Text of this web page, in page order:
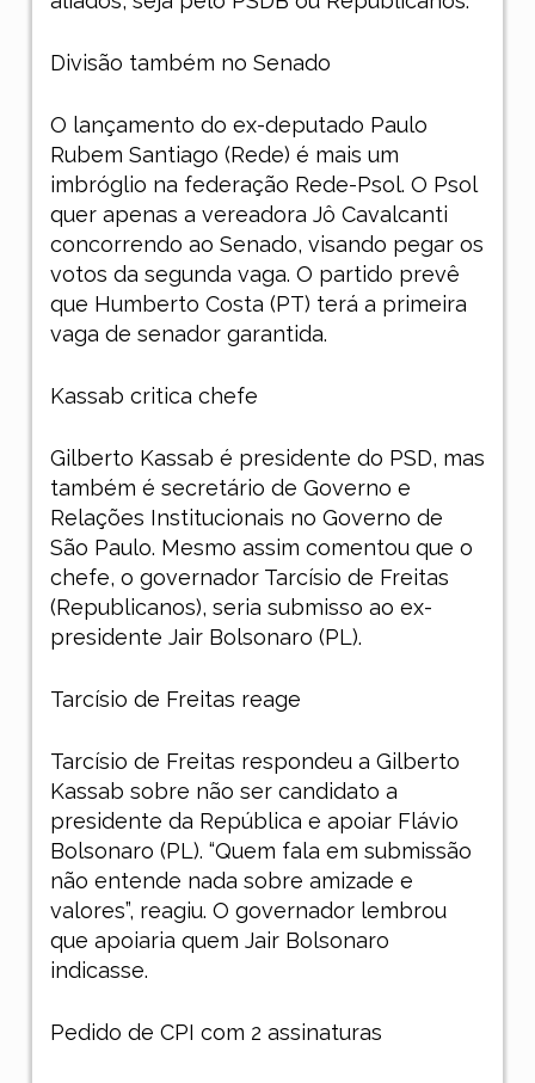
Divisão também no Senado
O lançamento do ex-deputado Paulo
Rubem Santiago (Rede) é mais um
imbróglio na federação Rede-Psol. O Psol
quer apenas a vereadora Jô Cavalcanti
concorrendo ao Senado, visando pegar os
votos da segunda vaga. O partido prevê
que Humberto Costa (PT) terá a primeira
vaga de senador garantida.
Kassab critica chefe
Gilberto Kassab é presidente do PSD, mas
também é secretário de Governo e
Relações Institucionais no Governo de
São Paulo. Mesmo assim comentou que o
chefe, o governador Tarcísio de Freitas
(Republicanos), seria submisso ao ex-
presidente Jair Bolsonaro (PL).
Tarcísio de Freitas reage
Tarcísio de Freitas respondeu a Gilberto
Kassab sobre não ser candidato a
presidente da República e apoiar Flávio
Bolsonaro (PL). “Quem fala em submissão
não entende nada sobre amizade e
valores”, reagiu. O governador lembrou
que apoiaria quem Jair Bolsonaro
indicasse.
Pedido de CPI com 2 assinaturas